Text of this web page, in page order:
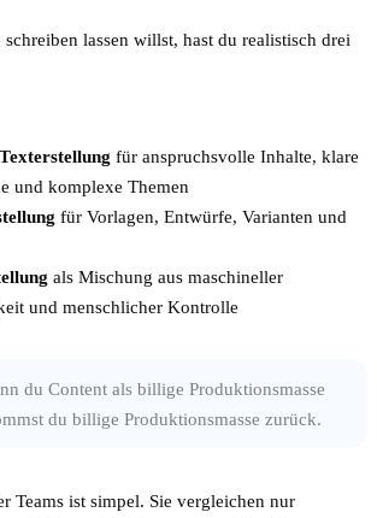
lassen willst, hast du realistisch drei
für anspruchsvolle Inhalte, klare
und komplexe Themen
für Vorlagen, Entwürfe, Varianten und
als Mischung aus maschineller
und menschlicher Kontrolle
du Content als billige Produktionsmasse
du billige Produktionsmasse zurück.
Teams ist simpel. Sie vergleichen nur